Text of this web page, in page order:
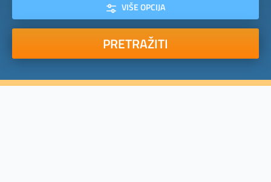
VIŠE OPCIJA
PRETRAŽITI